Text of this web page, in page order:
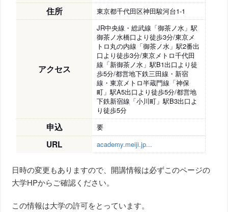
住所 東京都千代田区神田駿河台1-1
アクセス
JR中央線・総武線「御茶ノ水」駅
御茶ノ水橋口より徒歩3分/東京メ
トロ丸の内線「御茶ノ水」駅2番出
口より徒歩3分/東京メトロ千代田
線「新御茶ノ水」駅B1出口より徒
歩5分/都営地下鉄三田線・新宿
線・東京メトロ半蔵門線「神保
町」駅A5出口より徒歩5分/都営地
下鉄新宿線「小川町」駅B3出口よ
り徒歩5分
申込 要
URL academy.meiji.jp...
日時の変更もありますので、開講情報は必ずこのページの
大学HPからご確認ください。
この情報は大学の許可をとっています。